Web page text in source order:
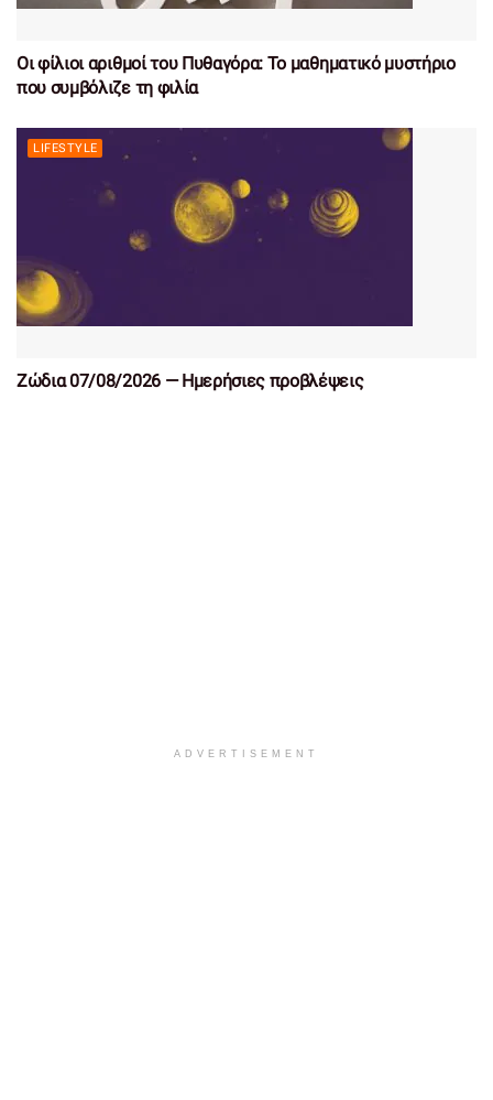
Οι φίλιοι αριθμοί του Πυθαγόρα: Το μαθηματικό μυστήριο
που συμβόλιζε τη φιλία
LIFESTYLE
Ζώδια 07/08/2026 — Ημερήσιες προβλέψεις
ADVERTISEMENT